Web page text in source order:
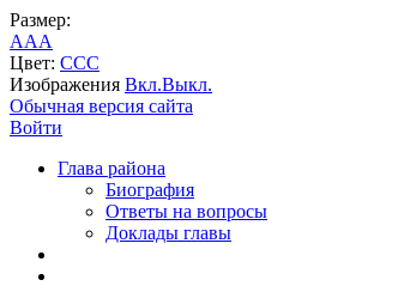
Размер:
AAA
Цвет: CCC
Изображения Вкл.Выкл.
Обычная версия сайта
Войти
Глава района
Биография
Ответы на вопросы
Доклады главы